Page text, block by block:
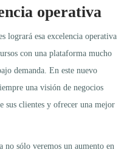
operativa
logrará esa excelencia operativa
con una plataforma mucho
demanda. En este nuevo
una visión de negocios
sus clientes y ofrecer una mejor
no sólo veremos un aumento en